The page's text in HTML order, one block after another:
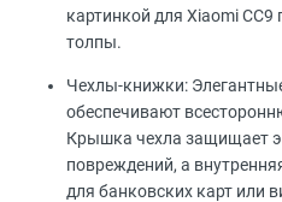
картинкой для Xiaomi
толпы.
Чехлы-книжки:
обеспечивают
Крышка чехла защищает
повреждений, а
для банковских карт или